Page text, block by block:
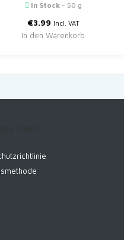
In Stock- 50 g
€3.99 Incl. VAT
In den Warenkorb